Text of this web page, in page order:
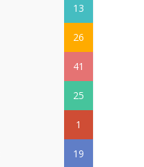
13
26
41
25
1
19